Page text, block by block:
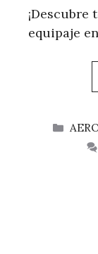
equipaje